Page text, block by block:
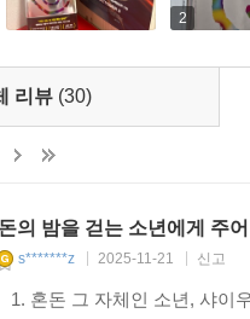
놓았다” _킬리언 머피
우주연상을 수상한 영화배우
을 열어준다. 영화는 2025년
“마음이 산산이 부서졌다
작 『이처럼 사소한 것들』
구현하는 작품성을 입증한
2
리뷰 (30)
의 밤을 걷는 소년에게 주
s*******z 2025-11-21 신고
1. 혼돈 그 자체인 소년, 샤이